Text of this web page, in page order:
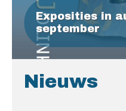
Exposities in
september
Nieuws